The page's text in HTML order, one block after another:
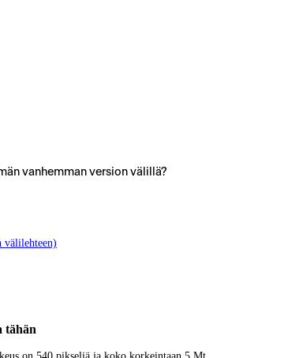
vanhemman version välillä?
välilehteen)
tähän